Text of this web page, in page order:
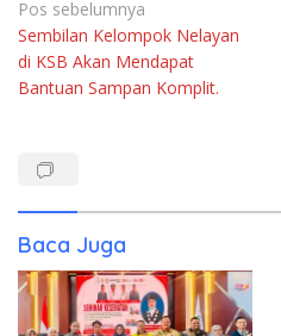
Navigasi
pos
Pos sebelumnya
Sembilan Kelompok Nelayan
di KSB Akan Mendapat
Bantuan Sampan Komplit.
Baca Juga